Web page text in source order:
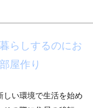
らしするのにお
屋作り
しい環境で生活を始め